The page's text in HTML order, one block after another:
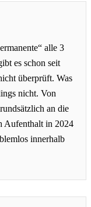
alle 3
es schon seit
überprüft. Was
nicht. Von
an die
Aufenthalt in 2024
innerhalb